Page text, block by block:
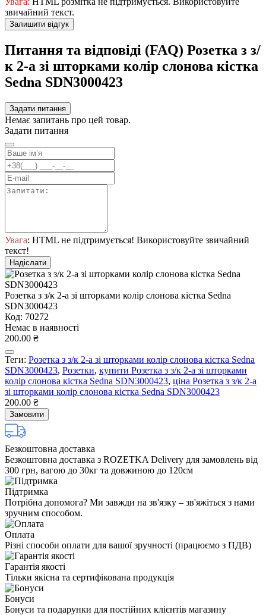
звичайний текст.
Залишити відгук
Питання та відповіді (FAQ) Розетка з з/
к 2-а зі шторками колір слонова кістка
Sedna SDN3000423
Задати питання
Немає запитань про цей товар.
Задати питання
Увага: HTML не підтримується! Використовуйте звичайний
текст!
Надіслати
Розетка з з/к 2-а зі шторками колір слонова кістка Sedna
SDN3000423
Код: 70272
Немає в наявності
200.00 ₴
Теги: Розетка з з/к 2-а зі шторками колір слонова кістка Sedna
SDN3000423, Розетки, купити Розетка з з/к 2-а зі шторками
колір слонова кістка Sedna SDN3000423, ціна Розетка з з/к 2-а
зі шторками колір слонова кістка Sedna SDN3000423
200.00 ₴
Замовити
Безкоштовна доставка
Безкоштовна доставка з ROZETKA Delivery для замовлень від
300 грн, вагою до 30кг та довжиною до 120см
Підтримка
Потрібна допомога? Ми завжди на зв'язку – зв'яжіться з нами
зручним способом.
Оплата
Різні способи оплати для вашої зручності (працюємо з ПДВ)
Гарантія якості
Тільки якісна та сертифікована продукція
Бонуси
Бонуси та подарунки для постійних клієнтів магазину